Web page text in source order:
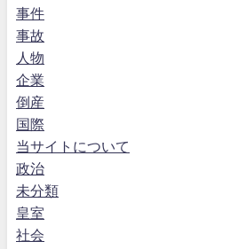
事件
事故
人物
企業
倒産
国際
当サイトについて
政治
未分類
皇室
社会